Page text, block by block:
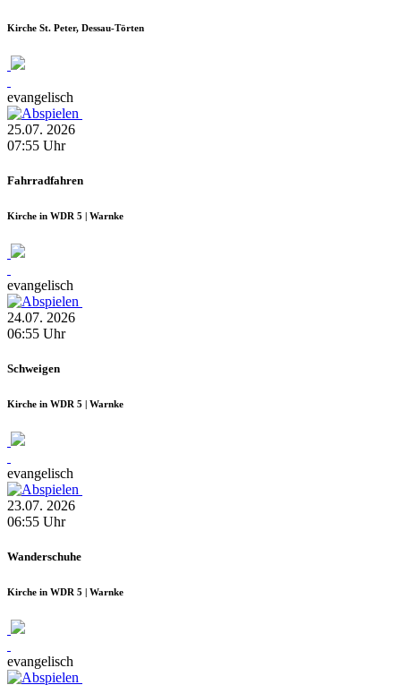
Kirche St. Peter, Dessau-Törten
evangelisch
25.07. 2026
07:55 Uhr
Fahrradfahren
Kirche in WDR 5 | Warnke
evangelisch
24.07. 2026
06:55 Uhr
Schweigen
Kirche in WDR 5 | Warnke
evangelisch
23.07. 2026
06:55 Uhr
Wanderschuhe
Kirche in WDR 5 | Warnke
evangelisch